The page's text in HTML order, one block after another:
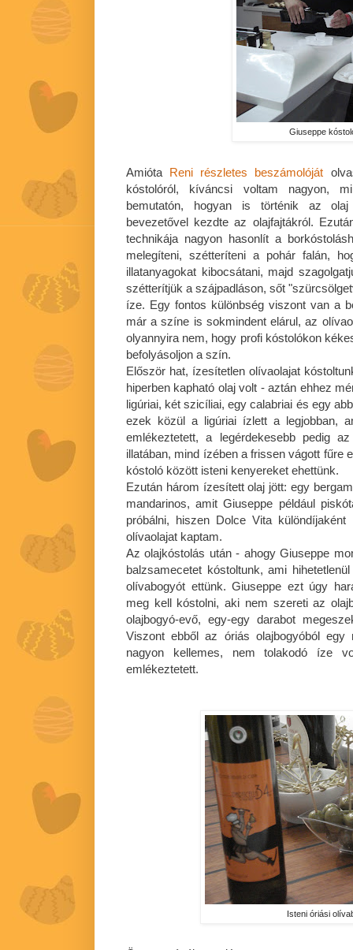
Giuseppe
Amióta Reni részletes beszámolóját
kóstolóról, kíváncsi voltam nagyon,
bemutatón, hogyan is történik az
bevezetővel kezdte az olajfajtákról.
technikája nagyon hasonlít a
melegíteni, szétteríteni a pohár falán,
illatanyagokat kibocsátani, majd
szétterítjük a szájpadláson, sőt
íze. Egy fontos különbség viszont van a
már a színe is sokmindent elárul, az
olyannyira nem, hogy profi kóstolókon
befolyásoljon a szín.
Először hat, ízesítetlen olívaolajat
hiperben kapható olaj volt - aztán ehhez
ligúriai, két szicíliai, egy calabriai és egy
ezek közül a ligúriai ízlett a legjobban,
emlékeztetett, a legérdekesebb pedig
illatában, mind ízében a frissen vágott fűre
kóstoló között isteni kenyereket ehettünk.
Ezután három ízesített olaj jött: egy
mandarinos, amit Giuseppe például
próbálni, hiszen Dolce Vita
olívaolajat kaptam.
Az olajkóstolás után - ahogy Giuseppe
balzsamecetet kóstoltunk, ami
olívabogyót ettünk. Giuseppe ezt úgy
meg kell kóstolni, aki nem szereti az
olajbogyó-evő, egy-egy darabot
Viszont ebből az óriás olajbogyóból
nagyon kellemes, nem tolakodó íze
emlékeztetett.
Isteni óriási